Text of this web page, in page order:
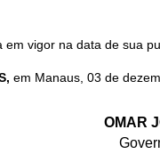
vigor na data de sua
em Manaus, 03 de
OMAR